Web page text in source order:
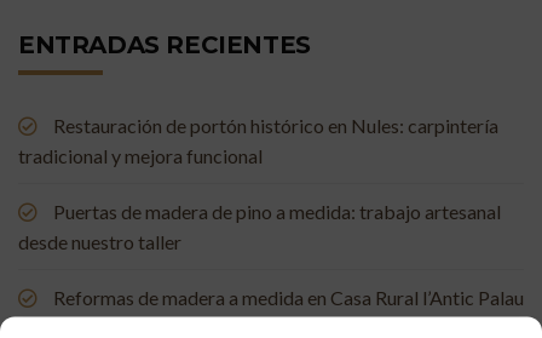
ENTRADAS RECIENTES
Restauración de portón histórico en Nules: carpintería
tradicional y mejora funcional
Puertas de madera de pino a medida: trabajo artesanal
desde nuestro taller
Reformas de madera a medida en Casa Rural l’Antic Palau